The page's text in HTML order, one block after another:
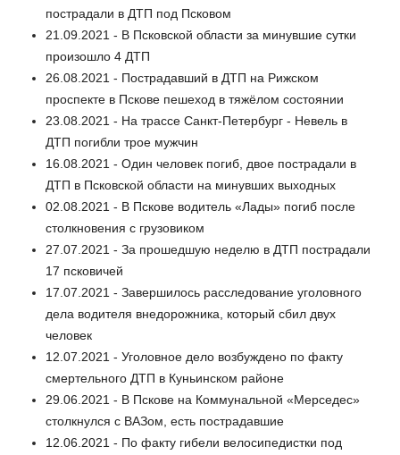
пострадали в ДТП под Псковом
21.09.2021 - В Псковской области за минувшие сутки
произошло 4 ДТП
26.08.2021 - Пострадавший в ДТП на Рижском
проспекте в Пскове пешеход в тяжёлом состоянии
23.08.2021 - На трассе Санкт-Петербург - Невель в
ДТП погибли трое мужчин
16.08.2021 - Один человек погиб, двое пострадали в
ДТП в Псковской области на минувших выходных
02.08.2021 - В Пскове водитель «Лады» погиб после
столкновения с грузовиком
27.07.2021 - За прошедшую неделю в ДТП пострадали
17 псковичей
17.07.2021 - Завершилось расследование уголовного
дела водителя внедорожника, который сбил двух
человек
12.07.2021 - Уголовное дело возбуждено по факту
смертельного ДТП в Куньинском районе
29.06.2021 - В Пскове на Коммунальной «Мерседес»
столкнулся с ВАЗом, есть пострадавшие
12.06.2021 - По факту гибели велосипедистки под